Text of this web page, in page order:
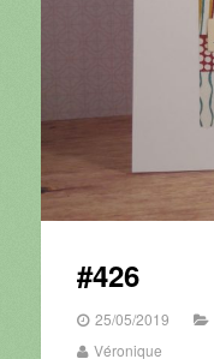
#426
25/05/2019
Véronique